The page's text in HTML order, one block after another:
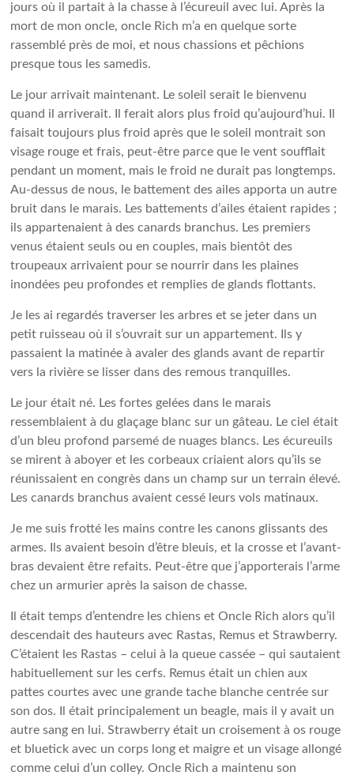
jours où il partait à la chasse à l’écureuil avec lui. Après la
mort de mon oncle, oncle Rich m’a en quelque sorte
rassemblé près de moi, et nous chassions et pêchions
presque tous les samedis.
Le jour arrivait maintenant. Le soleil serait le bienvenu
quand il arriverait. Il ferait alors plus froid qu’aujourd’hui. Il
faisait toujours plus froid après que le soleil montrait son
visage rouge et frais, peut-être parce que le vent soufflait
pendant un moment, mais le froid ne durait pas longtemps.
Au-dessus de nous, le battement des ailes apporta un autre
bruit dans le marais. Les battements d’ailes étaient rapides ;
ils appartenaient à des canards branchus. Les premiers
venus étaient seuls ou en couples, mais bientôt des
troupeaux arrivaient pour se nourrir dans les plaines
inondées peu profondes et remplies de glands flottants.
Je les ai regardés traverser les arbres et se jeter dans un
petit ruisseau où il s’ouvrait sur un appartement. Ils y
passaient la matinée à avaler des glands avant de repartir
vers la rivière se lisser dans des remous tranquilles.
Le jour était né. Les fortes gelées dans le marais
ressemblaient à du glaçage blanc sur un gâteau. Le ciel était
d’un bleu profond parsemé de nuages ​​​​blancs. Les écureuils
se mirent à aboyer et les corbeaux criaient alors qu’ils se
réunissaient en congrès dans un champ sur un terrain élevé.
Les canards branchus avaient cessé leurs vols matinaux.
Je me suis frotté les mains contre les canons glissants des
armes. Ils avaient besoin d’être bleuis, et la crosse et l’avant-
bras devaient être refaits. Peut-être que j’apporterais l’arme
chez un armurier après la saison de chasse.
Il était temps d’entendre les chiens et Oncle Rich alors qu’il
descendait des hauteurs avec Rastas, Remus et Strawberry.
C’étaient les Rastas – celui à la queue cassée – qui sautaient
habituellement sur les cerfs. Remus était un chien aux
pattes courtes avec une grande tache blanche centrée sur
son dos. Il était principalement un beagle, mais il y avait un
autre sang en lui. Strawberry était un croisement à os rouge
et bluetick avec un corps long et maigre et un visage allongé
comme celui d’un colley. Oncle Rich a maintenu son